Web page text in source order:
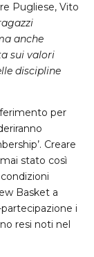
Pugliese, Vito
anche
sui valori
discipline
per
Creare
stato così
Basket a
i
resi noti nel